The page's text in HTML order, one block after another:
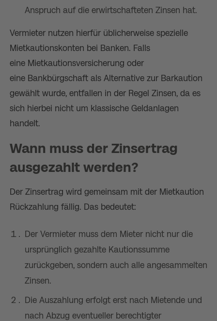
Anspruch auf die erwirtschafteten Zinsen hat.
Vermieter nutzen hierfür üblicherweise spezielle
Mietkautionskonten bei Banken. Falls
eine Mietkautionsversicherung oder
eine Bankbürgschaft als Alternative zur Barkaution
gewählt wurde, entfallen in der Regel Zinsen, da es
sich hierbei nicht um klassische Geldanlagen
handelt.
Wann muss der Zinsertrag
ausgezahlt werden?
Der Zinsertrag wird gemeinsam mit der Mietkaution
Rückzahlung fällig. Das bedeutet:
Der Vermieter muss dem Mieter nicht nur die
ursprünglich gezahlte Kautionssumme
zurückgeben, sondern auch alle angesammelten
Zinsen.
Die Auszahlung erfolgt erst nach Mietende und
nach Abzug eventueller berechtigter